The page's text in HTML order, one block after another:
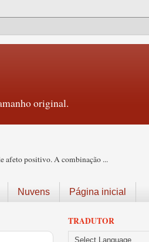
original.
afeto positivo. A combinação ...
Nuvens Página inicial
TRADUTOR